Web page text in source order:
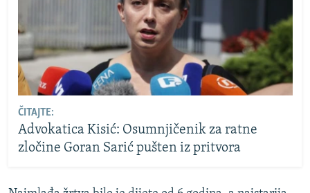
ČITAJTE:
Advokatica Kisić: Osumnjičenik za ratne
zločine Goran Sarić pušten iz pritvora